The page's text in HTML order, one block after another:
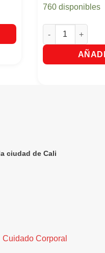
760 disponibles
Super Oferta
ciudad de Cali
Cuidado Corporal